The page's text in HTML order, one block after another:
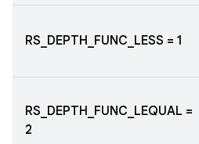
RS_DEPTH_FUNC_LESS = 1
RS_DEPTH_FUNC_LEQUAL =
2